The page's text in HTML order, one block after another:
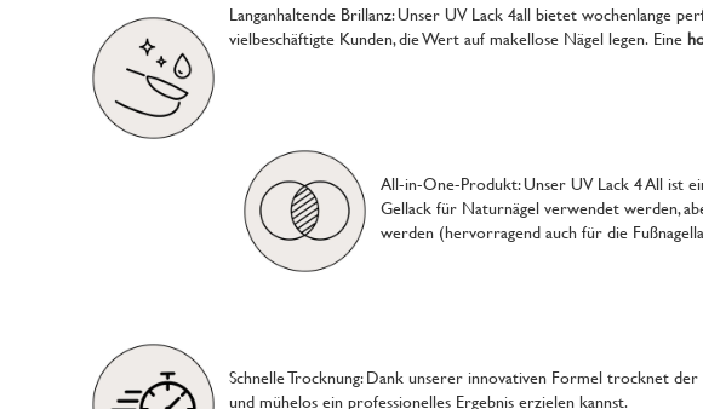
Langanhaltende Brillanz: Unser UV Lack 4all bietet wochenlange
vielbeschäftigte Kunden, die Wert auf makellose Nägel legen. Eine
All-in-One-Produkt: Unser UV Lack 4 All ist
Gellack für Naturnägel verwendet werden,
werden (hervorragend auch für die
Schnelle Trocknung: Dank unserer innovativen Formel trocknet
und mühelos ein professionelles Ergebnis erzielen kannst.